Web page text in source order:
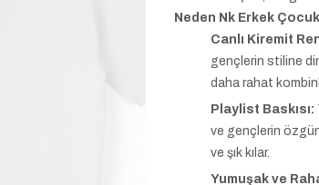
Neden Nk Erkek
Canlı Kiremit
gençlerin stiline
daha rahat
Playlist Baskısı:
ve gençlerin
ve şık kılar.
Yumuşak ve